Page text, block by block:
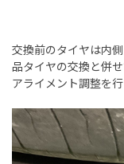
交換前のタイヤは内
品タイヤの交換と併せ
アライメント調整を